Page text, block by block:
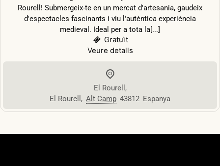
Rourell! Submergeix-te en un mercat d'artesania, gaudeix
d'espectacles fascinants i viu l'autèntica experiència
medieval. Ideal per a tota la[...]
Gratuït
Veure detalls
El Rourell ,
El Rourell , Alt Camp 43812 Espanya